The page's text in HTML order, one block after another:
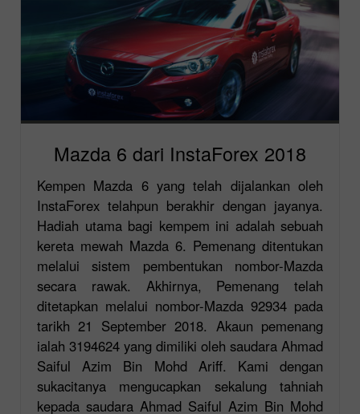
Pilih bonus anda
Mazda 6 dari InstaForex 2018
Kempen Mazda 6 yang telah dijalankan oleh
InstaForex telahpun berakhir dengan jayanya.
Hadiah utama bagi kempem ini adalah sebuah
kereta mewah Mazda 6. Pemenang ditentukan
melalui sistem pembentukan nombor-Mazda
secara rawak. Akhirnya, Pemenang telah
ditetapkan melalui nombor-Mazda 92934 pada
tarikh 21 September 2018. Akaun pemenang
ialah 3194624 yang dimiliki oleh saudara Ahmad
Saiful Azim Bin Mohd Ariff. Kami dengan
sukacitanya mengucapkan sekalung tahniah
kepada saudara Ahmad Saiful Azim Bin Mohd